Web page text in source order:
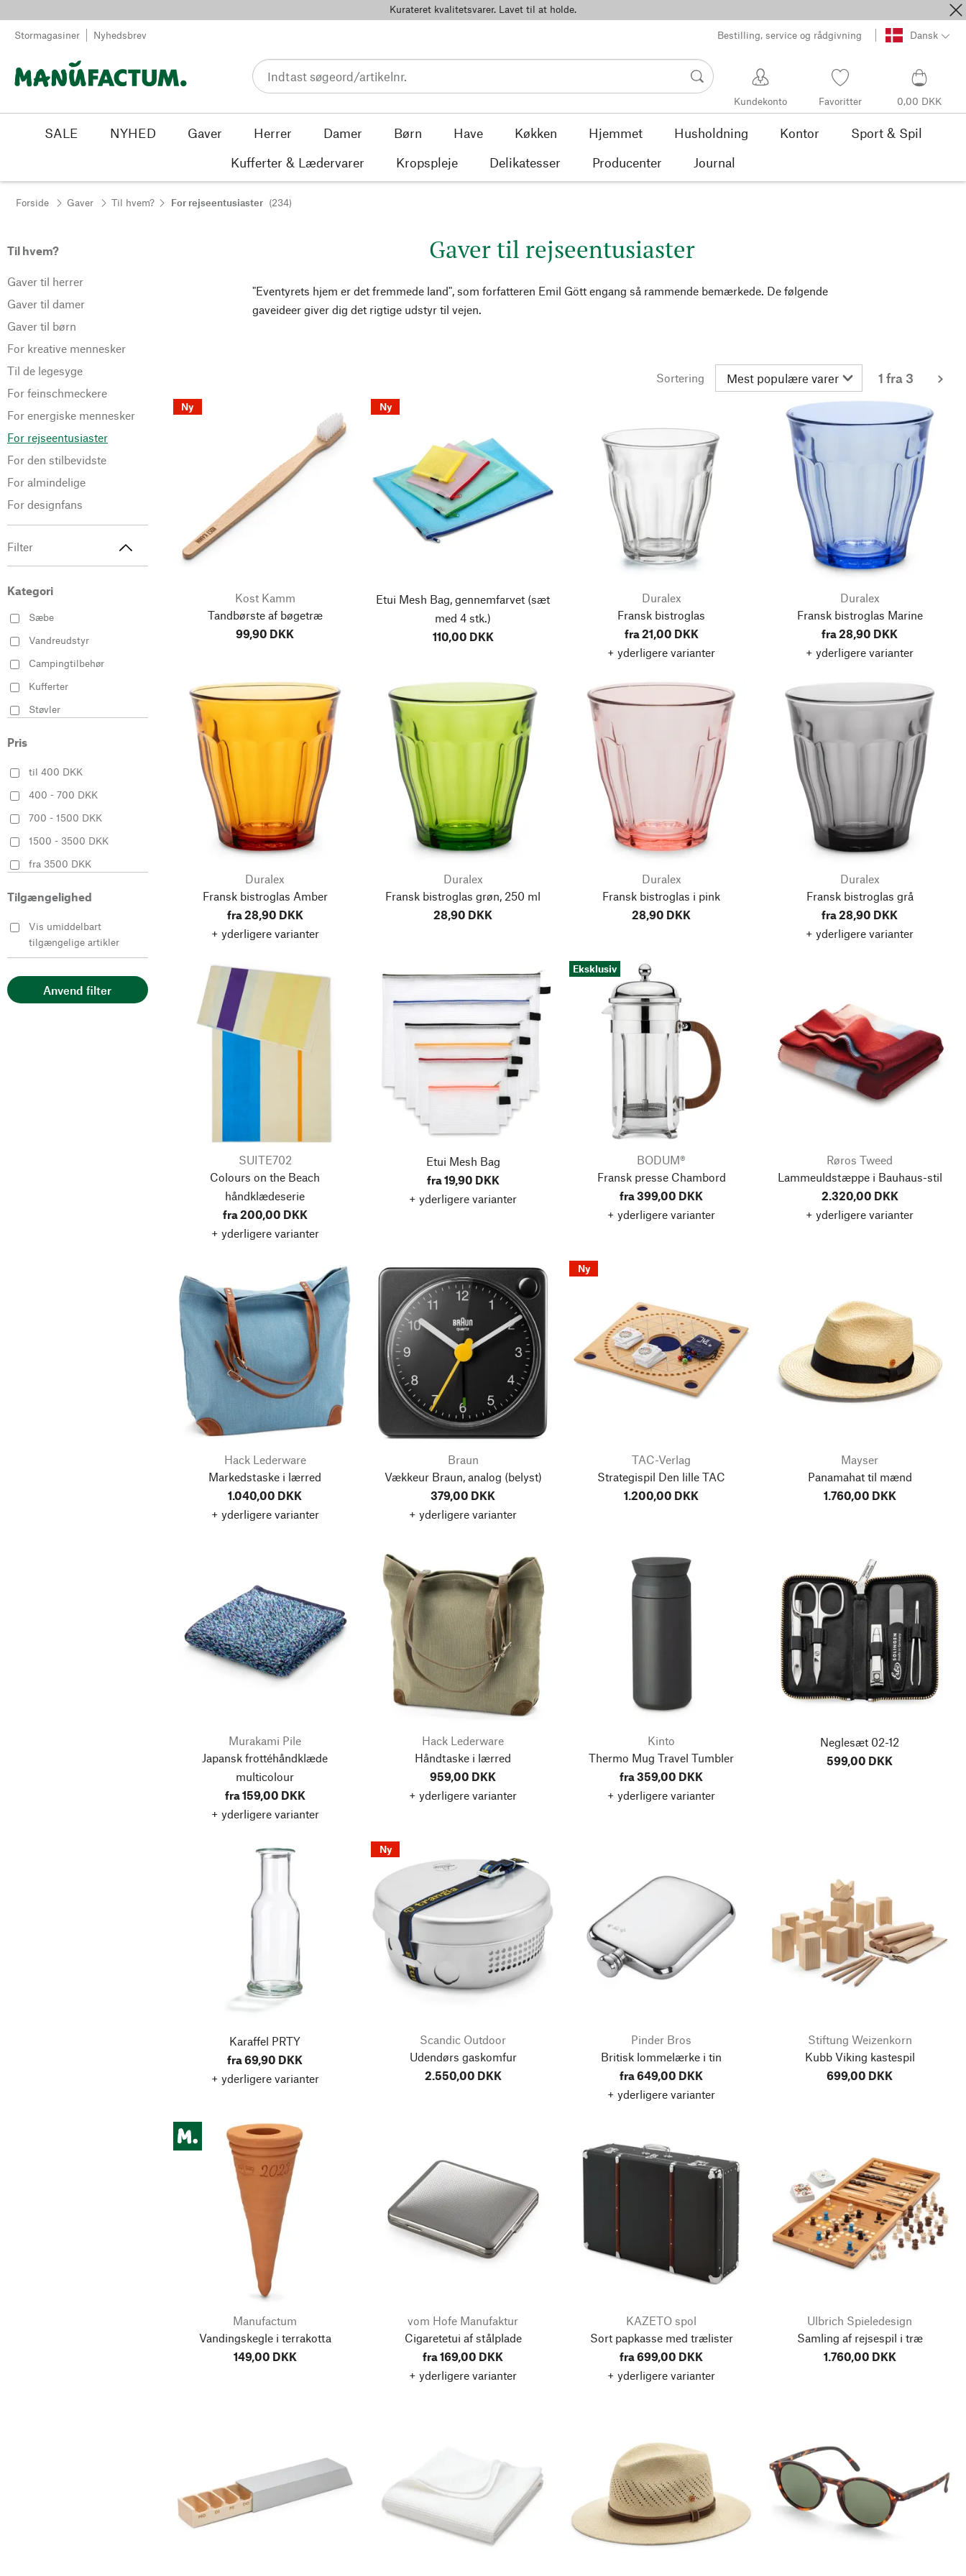
Kurateret kvalitetsvarer. Lavet til at holde.
Stormagasiner Nyhedsbrev Bestilling, service og rådgivning Dansk
Kundekonto Favoritter 0,00 DKK
SALE NYHED Gaver Herrer Damer Børn Have Køkken Hjemmet Husholdning Kontor
Sport & Spil
Kufferter & Lædervarer
Kropspleje Delikatesser Producenter Journal
Forside Gaver Til hvem? For rejseentusiaster (234)
Til hvem?
Gaver til herrer
Gaver til damer
Gaver til børn
For kreative mennesker
Til de legesyge
For feinschmeckere
For energiske mennesker
For rejseentusiaster
For den stilbevidste
For almindelige
For designfans
Filter
Kategori
Sæbe
Vandreudstyr
Campingtilbehør
Kufferter
Støvler
Rejsetasker &
Weekendtasker
Hatte
Toilettaske
Drikkeglas
Penalhuse
Andet accessories
Drikkeflasker
Kaffemaskiner
Pris
til 400 DKK
400 - 700 DKK
700 - 1500 DKK
1500 - 3500 DKK
fra 3500 DKK
Tilgængelighed
Vis umiddelbart
tilgængelige artikler
Anvend filter
Gaver til rejseentusiaster
"Eventyrets hjem er det fremmede land", som forfatteren Emil Gött engang så rammende bemærkede. De følgende
gaveideer giver dig det rigtige udstyr til vejen.
Sortering
1 fra 3
Ny
Kost Kamm
Tandbørste af bøgetræ
99,90 DKK
Ny
Etui Mesh Bag, gennemfarvet (sæt
med 4 stk.)
110,00 DKK
Duralex
Fransk bistroglas
fra 21,00 DKK
+ yderligere varianter
Duralex
Fransk bistroglas Marine
fra 28,90 DKK
+ yderligere varianter
Duralex
Fransk bistroglas Amber
fra 28,90 DKK
+ yderligere varianter
Duralex
Fransk bistroglas grøn, 250 ml
28,90 DKK
Duralex
Fransk bistroglas i pink
28,90 DKK
Duralex
Fransk bistroglas grå
fra 28,90 DKK
+ yderligere varianter
SUITE702
Colours on the Beach
håndklædeserie
fra 200,00 DKK
+ yderligere varianter
Etui Mesh Bag
fra 19,90 DKK
+ yderligere varianter
Eksklusiv
BODUM®
Fransk presse Chambord
fra 399,00 DKK
+ yderligere varianter
Røros Tweed
Lammeuldstæppe i Bauhaus-stil
2.320,00 DKK
+ yderligere varianter
Hack Lederware
Markedstaske i lærred
1.040,00 DKK
+ yderligere varianter
Braun
Vækkeur Braun, analog (belyst)
379,00 DKK
+ yderligere varianter
Ny
TAC-Verlag
Strategispil Den lille TAC
1.200,00 DKK
Mayser
Panamahat til mænd
1.760,00 DKK
Murakami Pile
Japansk frottéhåndklæde
multicolour
fra 159,00 DKK
+ yderligere varianter
Hack Lederware
Håndtaske i lærred
959,00 DKK
+ yderligere varianter
Kinto
Thermo Mug Travel Tumbler
fra 359,00 DKK
+ yderligere varianter
Neglesæt 02-12
599,00 DKK
Karaffel PRTY
fra 69,90 DKK
+ yderligere varianter
Ny
Scandic Outdoor
Udendørs gaskomfur
2.550,00 DKK
Pinder Bros
Britisk lommelærke i tin
fra 649,00 DKK
+ yderligere varianter
Stiftung Weizenkorn
Kubb Viking kastespil
699,00 DKK
Manufactum
Vandingskegle i terrakotta
149,00 DKK
vom Hofe Manufaktur
Cigaretetui af stålplade
fra 169,00 DKK
+ yderligere varianter
KAZETO spol
Sort papkasse med trælister
fra 699,00 DKK
+ yderligere varianter
Ulbrich Spieledesign
Samling af rejsespil i træ
1.760,00 DKK